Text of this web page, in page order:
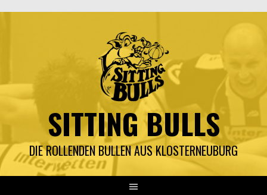
SITTING BULLS
DIE ROLLENDEN BULLEN AUS KLOSTERNEUBURG